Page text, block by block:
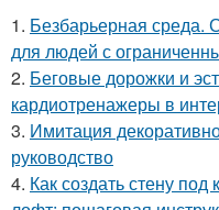
1. Безбарьерная среда.
для людей с
2. Беговые дорожки и
кардиотренажеры в
3. Имитация
руководство
4. Как создать стену под